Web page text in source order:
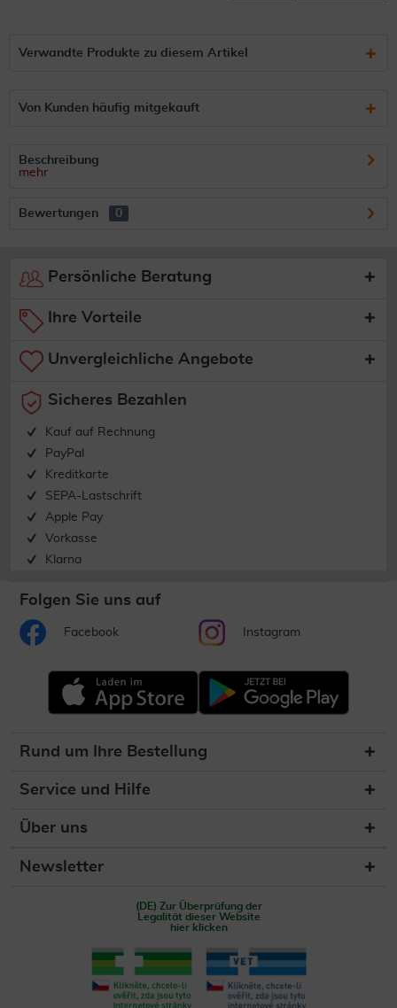
Verwandte Produkte zu diesem Artikel
Von Kunden häufig mitgekauft
Beschreibung
mehr
Bewertungen 0
Persönliche Beratung
Ihre Vorteile
Unvergleichliche Angebote
Sicheres Bezahlen
Kauf auf Rechnung
PayPal
Kreditkarte
SEPA-Lastschrift
Apple Pay
Vorkasse
Klarna
Folgen Sie uns auf
Facebook Instagram
Rund um Ihre Bestellung
Service und Hilfe
Über uns
Newsletter
(DE) Zur Überprüfung der
Legalität dieser Website
hier klicken